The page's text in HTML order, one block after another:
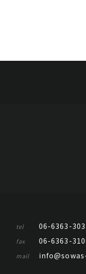
tel 06-6363-
fax 06-6363-
mail